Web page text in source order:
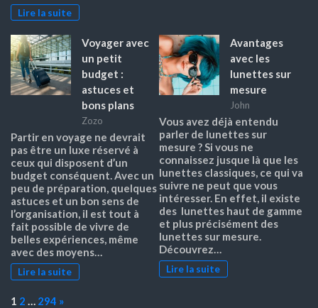
Lire la suite
Voyager avec
un petit
budget :
astuces et
bons plans
Zozo
Partir en voyage ne devrait
pas être un luxe réservé à
ceux qui disposent d’un
budget conséquent. Avec un
peu de préparation, quelques
astuces et un bon sens de
l’organisation, il est tout à
fait possible de vivre de
belles expériences, même
avec des moyens…
Lire la suite
Avantages
avec les
lunettes sur
mesure
John
Vous avez déjà entendu
parler de lunettes sur
mesure ? Si vous ne
connaissez jusque là que les
lunettes classiques, ce qui va
suivre ne peut que vous
intéresser. En effet, il existe
des lunettes haut de gamme
et plus précisément des
lunettes sur mesure.
Découvrez…
Lire la suite
Page:
1 2 … 294 Next
»